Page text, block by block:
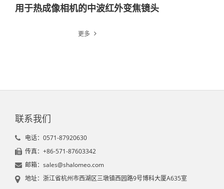
用于热成像相机的中波红外变焦镜头
更多
联系我们
电话：0571-87920630
传真：+86-571-87603342
邮箱：sales@shalomeo.com
地址：浙江省杭州市西湖区三墩镇西园路9号博科大厦A635室